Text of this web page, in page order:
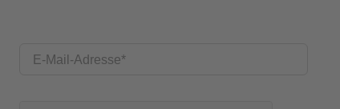
E-Mail-Adresse